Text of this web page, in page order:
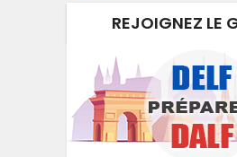
REJOIGNEZ LE